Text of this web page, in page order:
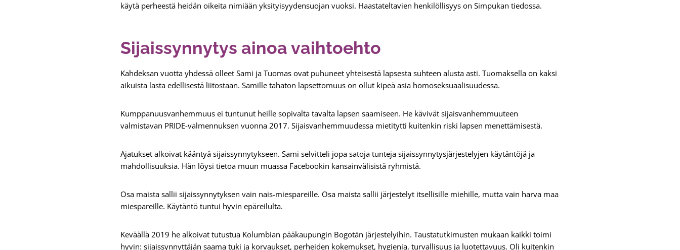
käytä perheestä heidän oikeita nimiään yksityisyydensuojan vuoksi. Haastateltavien henkilöllisyys on Simpukan tiedossa.
Sijaissynnytys ainoa vaihtoehto
Kahdeksan vuotta yhdessä olleet Sami ja Tuomas ovat puhuneet yhteisestä lapsesta suhteen alusta asti. Tuomaksella on kaksi
aikuista lasta edellisestä liitostaan. Samille tahaton lapsettomuus on ollut kipeä asia homoseksuaalisuudessa.
Kumppanuusvanhemmuus ei tuntunut heille sopivalta tavalta lapsen saamiseen. He kävivät sijaisvanhemmuuteen
valmistavan PRIDE-valmennuksen vuonna 2017. Sijaisvanhemmuudessa mietitytti kuitenkin riski lapsen menettämisestä.
Ajatukset alkoivat kääntyä sijaissynnytykseen. Sami selvitteli jopa satoja tunteja sijaissynnytysjärjestelyjen käytäntöjä ja
mahdollisuuksia. Hän löysi tietoa muun muassa Facebookin kansainvälisistä ryhmistä.
Osa maista sallii sijaissynnytyksen vain nais-miespareille. Osa maista sallii järjestelyt itsellisille miehille, mutta vain harva maa
miespareille. Käytäntö tuntui hyvin epäreilulta.
Keväällä 2019 he alkoivat tutustua Kolumbian pääkaupungin Bogotán järjestelyihin. Taustatutkimusten mukaan kaikki toimi
hyvin: sijaissynnyttäjän saama tuki ja korvaukset, perheiden kokemukset, hygienia, turvallisuus ja luotettavuus. Oli kuitenkin